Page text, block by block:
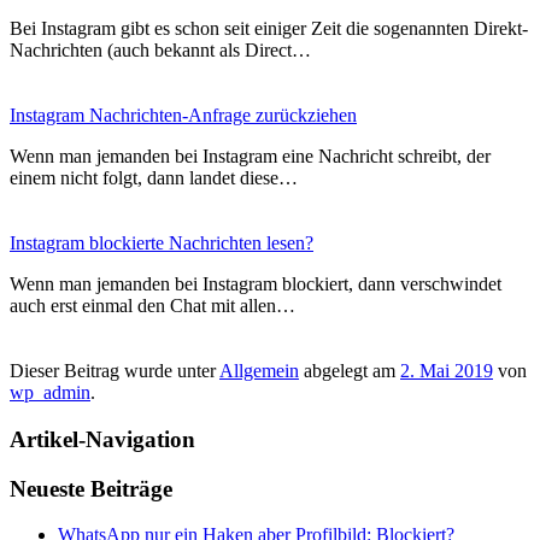
Bei Instagram gibt es schon seit einiger Zeit die sogenannten Direkt-
Nachrichten (auch bekannt als Direct…
Instagram Nachrichten-Anfrage zurückziehen
Wenn man jemanden bei Instagram eine Nachricht schreibt, der
einem nicht folgt, dann landet diese…
Instagram blockierte Nachrichten lesen?
Wenn man jemanden bei Instagram blockiert, dann verschwindet
auch erst einmal den Chat mit allen…
Dieser Beitrag wurde unterAllgemein abgelegt am 2. Mai 2019 von
wp_admin.
Artikel-Navigation
Neueste Beiträge
WhatsApp nur ein Haken aber Profilbild: Blockiert?